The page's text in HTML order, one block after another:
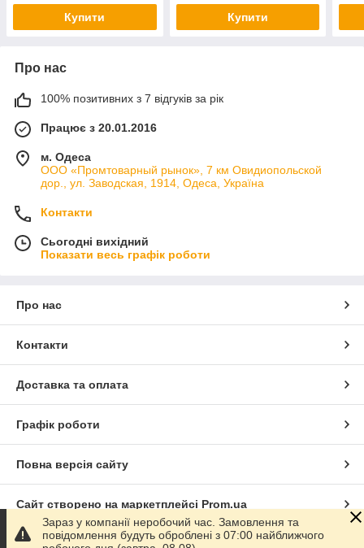
Купити Купити
Про нас
100% позитивних з 7 відгуків за рік
Працює з 20.01.2016
м. Одеса
ООО «Промтоварный рынок», 7 км Овидиопольской
дор., ул. Заводская, 1914, Одеса, Україна
Контакти
Сьогодні вихідний
Показати весь графік роботи
Про нас
Контакти
Доставка та оплата
Графік роботи
Повна версія сайту
Сайт створено на маркетплейсі Prom.ua
Політика конфіденційності
Зараз у компанії неробочий час. Замовлення та
повідомлення будуть оброблені з 07:00 найближчого